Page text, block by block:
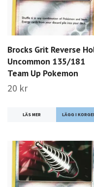
Brocks Grit Reverse
Uncommon 135/181
Team Up Pokemon
20 kr
LÄS MER